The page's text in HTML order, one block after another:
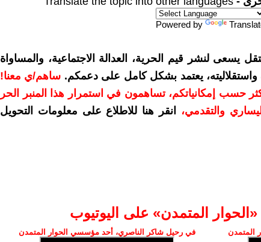
Powered by
لنشر قيم الحرية، العدالة الاجتماعية، والمساواة
يعتمد بشكل كامل على دعمكم. ساهم/ي معنا!
سنويًا أو أكثر حسب إمكانياتكم، تساهمون في استمرار هذا المنبر الحر
والتقدمي،
انقر هنا للاطلاع على معلومات التحويل
المتمدن» على اليوتيوب
المتمدن في رحيل شاكر الناصري، أحد مؤسسي الحوار المتمدن